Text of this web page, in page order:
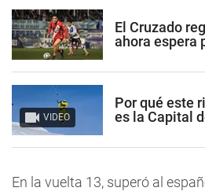
El Cruzado
ahora espera
VIDEO
Por qué este
es la Capital
En la vuelta 13, superó al